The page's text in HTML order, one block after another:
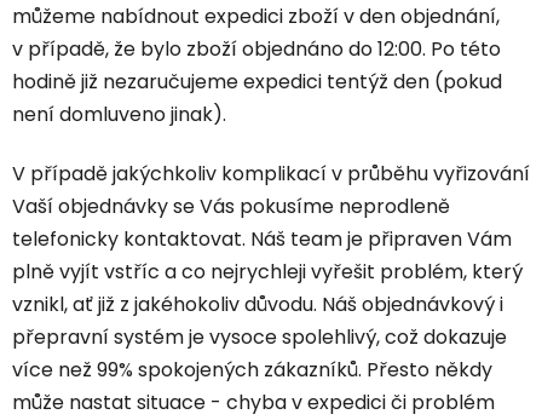
můžeme nabídnout expedici zboží v den objednání,
v případě, že bylo zboží objednáno do 12:00. Po této
hodině již nezaručujeme expedici tentýž den (pokud
není domluveno jinak).
V případě jakýchkoliv komplikací v průběhu vyřizování
Vaší objednávky se Vás pokusíme neprodleně
telefonicky kontaktovat. Náš team je připraven Vám
plně vyjít vstříc a co nejrychleji vyřešit problém, který
vznikl, ať již z jakéhokoliv důvodu. Náš objednávkový i
přepravní systém je vysoce spolehlivý, což dokazuje
více než 99% spokojených zákazníků. Přesto někdy
může nastat situace - chyba v expedici či problém